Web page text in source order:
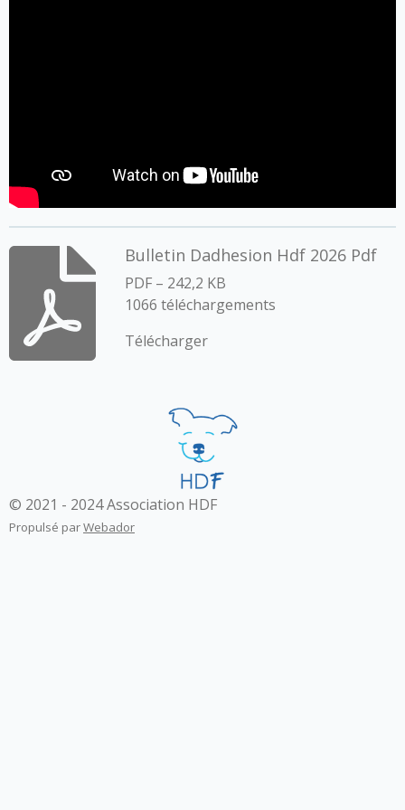
Bulletin Dadhesion Hdf 2026 Pdf
PDF – 242,2 KB
1066 téléchargements
Télécharger
© 2021 - 2024 Association HDF
Propulsé parWebador